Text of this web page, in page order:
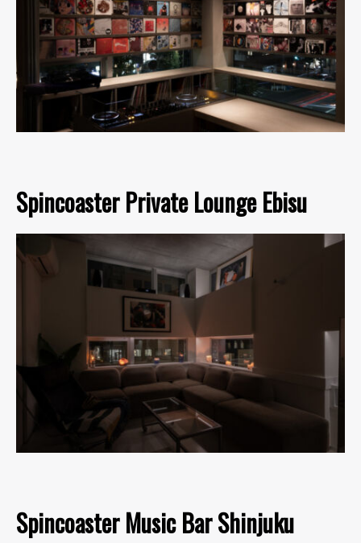
Spincoaster Private Lounge Ebisu
Spincoaster Music Bar Shinjuku